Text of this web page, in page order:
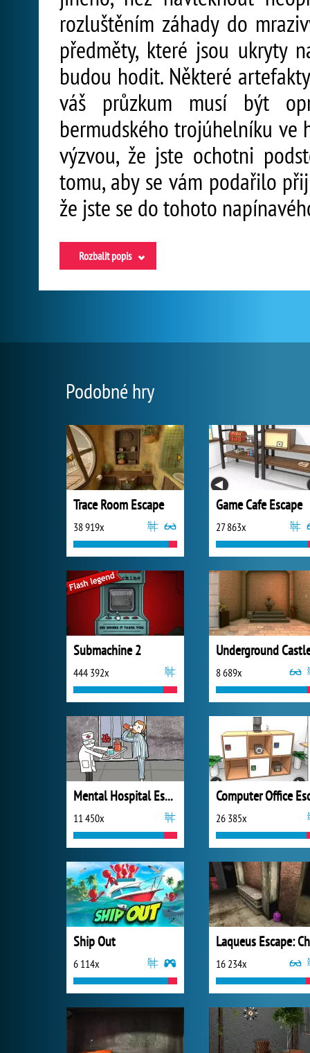
rozluštěním záhady do
předměty, které jsou ukryty
budou hodit. Některé
váš průzkum musí být
bermudského trojúhelníku ve
výzvou, že jste ochotni
tomu, aby se vám podařilo
že jste se do tohoto
Rozbalit popis
Podobné hry
Trace Room Escape
38 919x
Game Cafe Escape
27 863x
Submachine 2
444 392x 8 689x
Mental Hospital Escape
11 450x 26 385x
Ship Out
6 114x 16 234x